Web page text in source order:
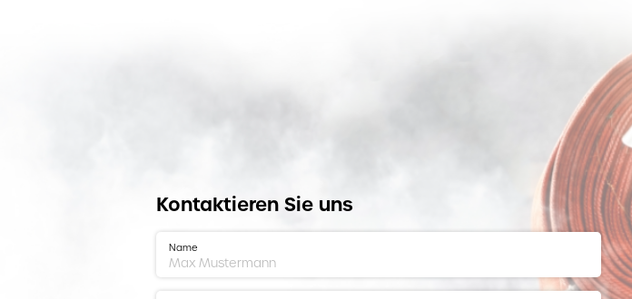
Kontaktieren Sie uns
Name